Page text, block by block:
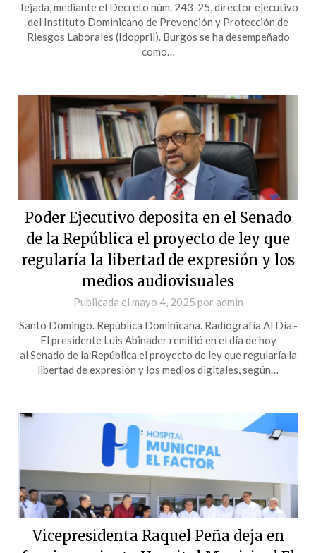
Tejada, mediante el Decreto núm. 243-25, director ejecutivo
del Instituto Dominicano de Prevención y Protección de
Riesgos Laborales (Idoppril). Burgos se ha desempeñado
como…
Poder Ejecutivo deposita en el Senado
de la República el proyecto de ley que
regularía la libertad de expresión y los
medios audiovisuales
Publicada el mayo 4, 2025 por admin
Santo Domingo. República Dominicana. Radiografía Al Día.-
El presidente Luis Abinader remitió en el día de hoy
al Senado de la República el proyecto de ley que regularía la
libertad de expresión y los medios digitales, según…
Vicepresidenta Raquel Peña deja en